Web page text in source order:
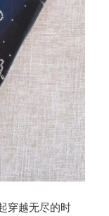
穿越无尽的时